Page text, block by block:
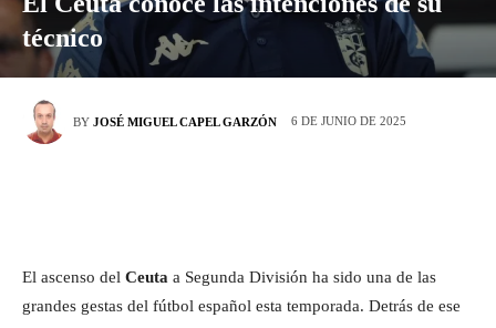
técnico
BY JOSÉ MIGUEL CAPEL GARZÓN 6 DE JUNIO DE 2025
El ascenso del Ceuta a Segunda División ha sido una de las
grandes gestas del fútbol español esta temporada. Detrás de ese